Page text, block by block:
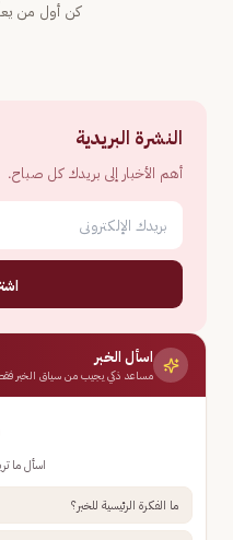
كن أول من
النشرة البريدية
أهم الأخبار إلى بريدك كل صباح.
اسأل الخبر
مساعد ذكي يجيب من سياق الخبر
اسأل ما
ما الفكرة الرئيسية للخبر؟